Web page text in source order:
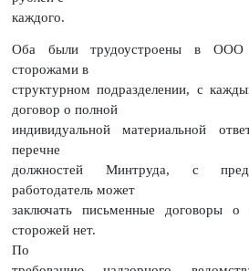
каждого.
Оба были трудоустроены в ООО
сторожами в
структурном подразделении, с
договор о полной
индивидуальной материальной
перечне
должностей Минтруда, с
работодатель может
заключать письменные договоры о
сторожей нет.
По